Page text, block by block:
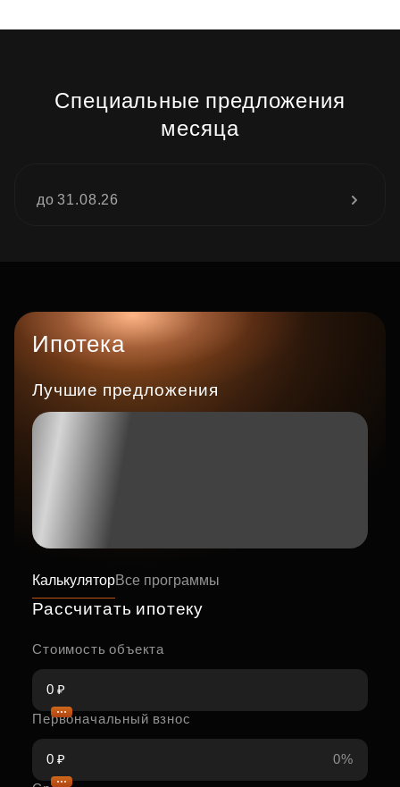
Специальные предложения
месяца
до 31.08.26
Ипотека
Лучшие предложения
КалькуляторВсе программы
Рассчитать ипотеку
Стоимость объекта
Первоначальный взнос
0%